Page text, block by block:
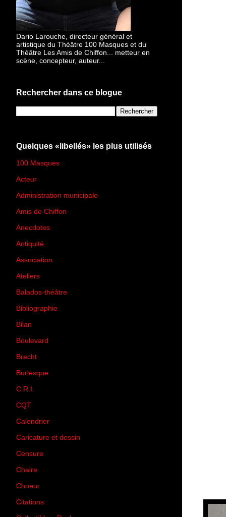
Dario Larouche, directeur général et
artistique du Théâtre 100 Masques et du
Théâtre Les Amis de Chiffon... metteur en
scène, concepteur, auteur...
Rechercher dans ce blogue
Quelques «libellés» les plus utilisés
100 Masques
Acteur
Administration municipale
Amis de Chiffon
Anecdotes
Antiquité
Association
Ateliers
Balados-théâtre
Bibliographie
Bilan
Boulevard
Brecht
Burlesque
C.R.I.
CQT
Calendrier
Caricature et dessin
Censure
Chaire
Choeur
Citations